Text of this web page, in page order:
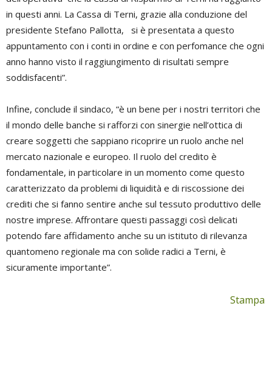
in questi anni. La Cassa di Terni, grazie alla conduzione del
presidente Stefano Pallotta, si è presentata a questo
appuntamento con i conti in ordine e con perfomance che ogni
anno hanno visto il raggiungimento di risultati sempre
soddisfacenti”.
Infine, conclude il sindaco, “è un bene per i nostri territori che
il mondo delle banche si rafforzi con sinergie nell’ottica di
creare soggetti che sappiano ricoprire un ruolo anche nel
mercato nazionale e europeo. Il ruolo del credito è
fondamentale, in particolare in un momento come questo
caratterizzato da problemi di liquidità e di riscossione dei
crediti che si fanno sentire anche sul tessuto produttivo delle
nostre imprese. Affrontare questi passaggi così delicati
potendo fare affidamento anche su un istituto di rilevanza
quantomeno regionale ma con solide radici a Terni, è
sicuramente importante”.
Stampa